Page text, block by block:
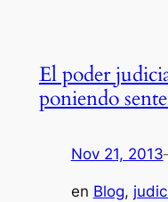
El poder
poniendo
Nov 21, 2013
en Blog,